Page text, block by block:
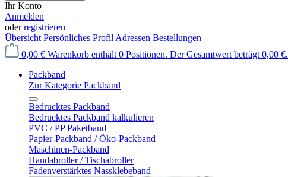
Ihr Konto
Anmelden
oderregistrieren
Übersicht Persönliches Profil Adressen Bestellungen
0,00 € Warenkorb enthält 0 Positionen. Der Gesamtwert beträgt 0,00 €.
Packband
Zur Kategorie Packband
Bedrucktes Packband
Bedrucktes Packband kalkulieren
PVC / PP Paketband
Papier-Packband / Öko-Packband
Maschinen-Packband
Handabroller / Tischabroller
Fadenverstärktes Nassklebeband